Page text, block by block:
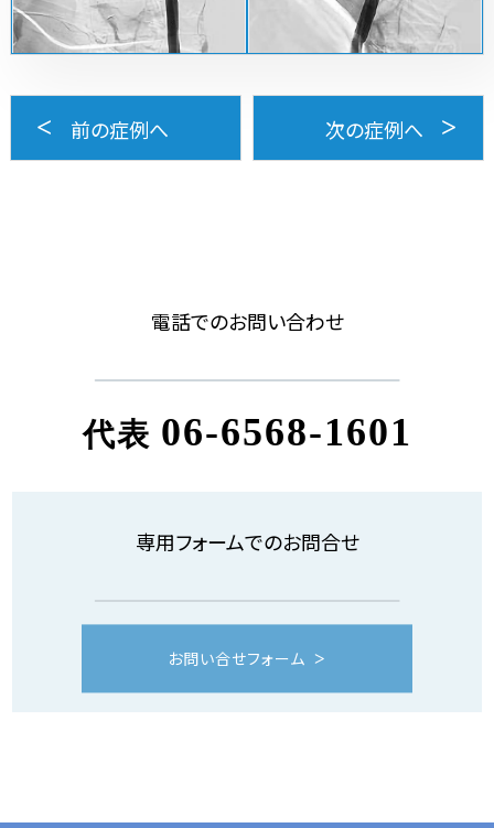
前の症例へ 次の症例へ
電話でのお問い合わせ
代表 06-6568-1601
専用フォームでのお問合せ
お問い合せフォーム